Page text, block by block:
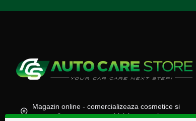
Magazin online - comercializeaza cosmetice si
accesorii auto, moto, atv, biciclete, camioane